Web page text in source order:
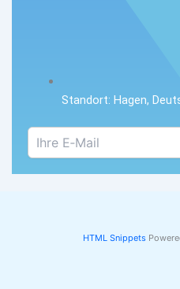
Standort: Hagen,
HTML Snippets